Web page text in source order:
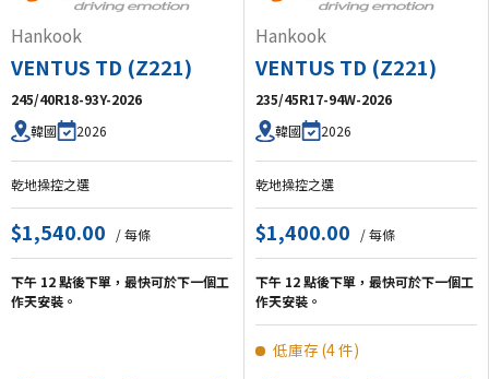
Hankook
VENTUS TD (Z221)
245/40R18-93Y-2026
韓國
2026
乾地操控之選
$1,540.00 / 每條
下午 12 點後下單，最快可於下一個工
作天安裝。
Hankook
VENTUS TD (Z221)
235/45R17-94W-2026
韓國
2026
乾地操控之選
$1,400.00 / 每條
下午 12 點後下單，最快可於下一個工
作天安裝。
低庫存 (4 件)